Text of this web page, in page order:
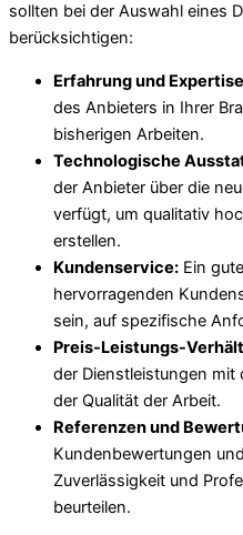
sollten bei der Auswahl eines
berücksichtigen:
Erfahrung und
des Anbieters in Ihrer
bisherigen Arbeiten.
Technologische
der Anbieter über die
verfügt, um qualitativ
erstellen.
Kundenservice: Ein
hervorragenden
sein, auf spezifische
Preis-Leistungs-
der Dienstleistungen
der Qualität der Arbeit.
Referenzen und
Kundenbewertungen
Zuverlässigkeit und
beurteilen.